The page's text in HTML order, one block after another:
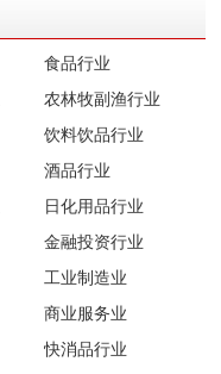
食品行业
农林牧副渔行业
饮料饮品行业
酒品行业
日化用品行业
金融投资行业
工业制造业
商业服务业
快消品行业